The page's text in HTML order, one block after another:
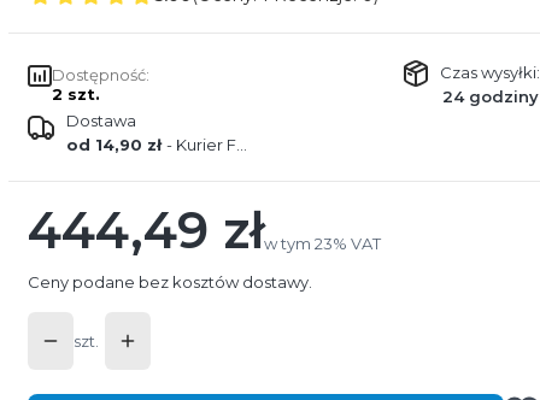
Dostępność:
2 szt.
Czas wysyłki:
24 godziny
Dostawa
od 14,90 zł- Kurier FEDEX
Cena
444,49 złw tym 23% VAT
w tym 23% VAT
Ceny podane bez kosztów dostawy.
szt.